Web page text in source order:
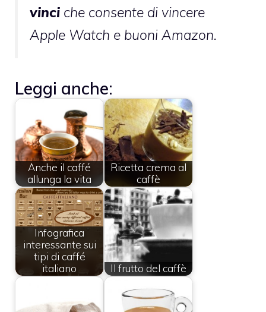
vinci che consente di vincere
Apple Watch e buoni Amazon.
Leggi anche:
Anche il caffé
allunga la vita
Ricetta crema al
caffè
Infografica
interessante sui
tipi di caffé
italiano
Il frutto del caffè